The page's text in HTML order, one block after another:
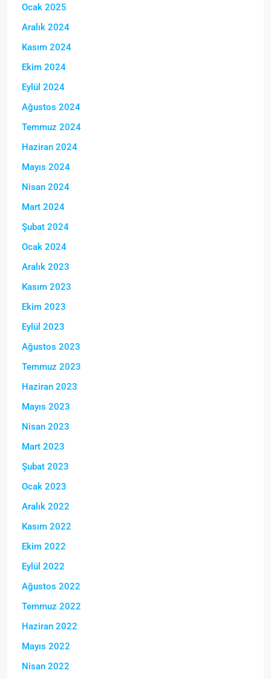
Ocak 2025
Aralık 2024
Kasım 2024
Ekim 2024
Eylül 2024
Ağustos 2024
Temmuz 2024
Haziran 2024
Mayıs 2024
Nisan 2024
Mart 2024
Şubat 2024
Ocak 2024
Aralık 2023
Kasım 2023
Ekim 2023
Eylül 2023
Ağustos 2023
Temmuz 2023
Haziran 2023
Mayıs 2023
Nisan 2023
Mart 2023
Şubat 2023
Ocak 2023
Aralık 2022
Kasım 2022
Ekim 2022
Eylül 2022
Ağustos 2022
Temmuz 2022
Haziran 2022
Mayıs 2022
Nisan 2022